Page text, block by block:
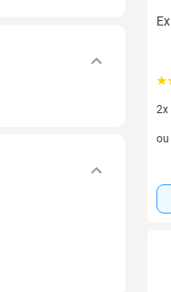
2x
2
ou